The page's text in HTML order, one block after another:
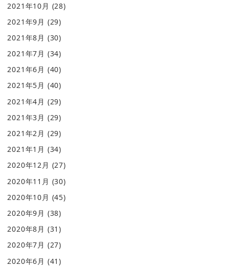
2021年10月 (28)
2021年9月 (29)
2021年8月 (30)
2021年7月 (34)
2021年6月 (40)
2021年5月 (40)
2021年4月 (29)
2021年3月 (29)
2021年2月 (29)
2021年1月 (34)
2020年12月 (27)
2020年11月 (30)
2020年10月 (45)
2020年9月 (38)
2020年8月 (31)
2020年7月 (27)
2020年6月 (41)